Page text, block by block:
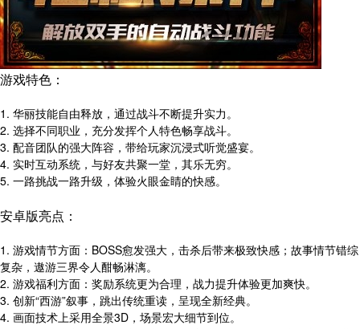
游戏特色：
1. 华丽技能自由释放，通过战斗不断提升实力。
2. 选择不同职业，充分发挥个人特色畅享战斗。
3. 配音团队的强大阵容，带给玩家沉浸式听觉盛宴。
4. 实时互动系统，与好友共聚一堂，其乐无穷。
5. 一路挑战一路升级，体验火眼金睛的快感。
安卓版亮点：
1. 游戏情节方面：BOSS愈发强大，击杀后带来极致快感；故事情节错综
复杂，遨游三界令人酣畅淋漓。
2. 游戏福利方面：奖励系统更为合理，战力提升体验更加爽快。
3. 创新“西游”叙事，跳出传统重读，呈现全新经典。
4. 画面技术上采用全景3D，场景宏大细节到位。